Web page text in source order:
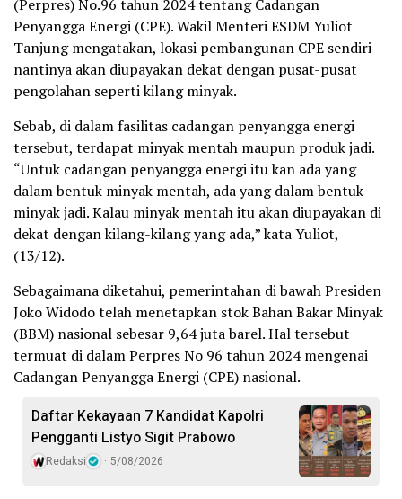
(Perpres) No.96 tahun 2024 tentang Cadangan
Penyangga Energi (CPE). Wakil Menteri ESDM Yuliot
Tanjung mengatakan, lokasi pembangunan CPE sendiri
nantinya akan diupayakan dekat dengan pusat-pusat
pengolahan seperti kilang minyak.
Sebab, di dalam fasilitas cadangan penyangga energi
tersebut, terdapat minyak mentah maupun produk jadi.
“Untuk cadangan penyangga energi itu kan ada yang
dalam bentuk minyak mentah, ada yang dalam bentuk
minyak jadi. Kalau minyak mentah itu akan diupayakan di
dekat dengan kilang-kilang yang ada,” kata Yuliot,
(13/12).
Sebagaimana diketahui, pemerintahan di bawah Presiden
Joko Widodo telah menetapkan stok Bahan Bakar Minyak
(BBM) nasional sebesar 9,64 juta barel. Hal tersebut
termuat di dalam Perpres No 96 tahun 2024 mengenai
Cadangan Penyangga Energi (CPE) nasional.
Daftar Kekayaan 7 Kandidat Kapolri
Pengganti Listyo Sigit Prabowo
Redaksi 5/08/2026